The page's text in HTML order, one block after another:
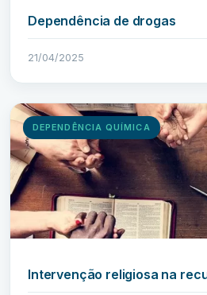
Dependência de drogas
21/04/2025
DEPENDÊNCIA QUÍMICA
Intervenção religiosa na